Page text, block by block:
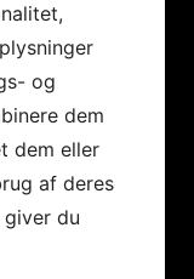
og
dem
dem eller
af deres
du